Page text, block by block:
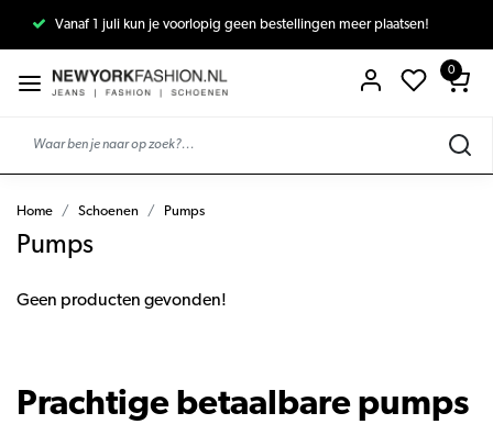
Vanaf 1 juli kun je voorlopig geen bestellingen meer plaatsen!
0
Home Schoenen Pumps
Pumps
Geen producten gevonden!
Prachtige betaalbare pumps